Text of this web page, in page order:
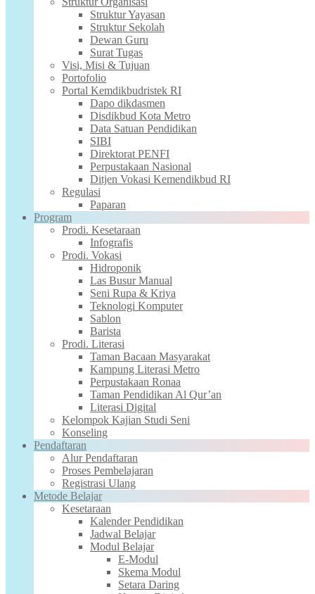
Struktur Yayasan
Struktur Sekolah
Dewan Guru
Surat Tugas
Visi, Misi & Tujuan
Portofolio
Portal Kemdikbudristek RI
Dapo dikdasmen
Disdikbud Kota Metro
Data Satuan Pendidikan
SIBI
Direktorat PENFI
Perpustakaan Nasional
Ditjen Vokasi Kemendikbud RI
Regulasi
Paparan
Program
Prodi. Kesetaraan
Infografis
Prodi. Vokasi
Hidroponik
Las Busur Manual
Seni Rupa & Kriya
Teknologi Komputer
Sablon
Barista
Prodi. Literasi
Taman Bacaan Masyarakat
Kampung Literasi Metro
Perpustakaan Ronaa
Taman Pendidikan Al Qur’an
Literasi Digital
Kelompok Kajian Studi Seni
Konseling
Pendaftaran
Alur Pendaftaran
Proses Pembelajaran
Registrasi Ulang
Metode Belajar
Kesetaraan
Kalender Pendidikan
Jadwal Belajar
Modul Belajar
E-Modul
Skema Modul
Setara Daring